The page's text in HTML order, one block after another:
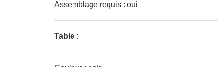
Assemblage requis : oui
Table :